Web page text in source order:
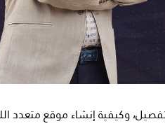
وكيفية إنشاء موقع متعدد